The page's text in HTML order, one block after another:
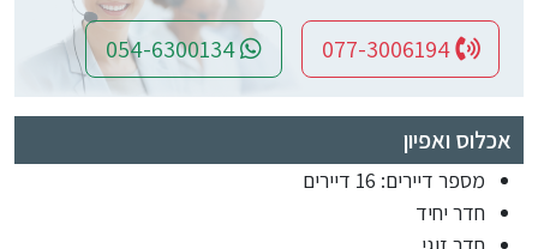
אכלוס ואפיון
מספר דיירים: 16 דיירים
חדר יחיד